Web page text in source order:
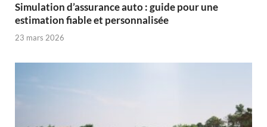
Simulation d’assurance auto : guide pour une
estimation fiable et personnalisée
23 mars 2026